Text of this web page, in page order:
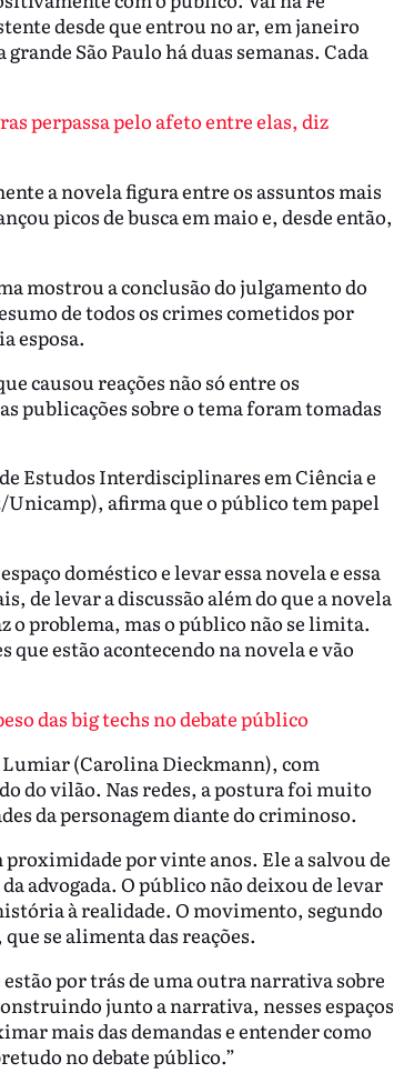
desde que entrou no ar, em janeiro
São Paulo há duas semanas. Cada
perpassa pelo afeto entre elas, diz
a novela figura entre os assuntos mais
picos de busca em maio e, desde então,
mostrou a conclusão do julgamento do
de todos os crimes cometidos por
esposa.
causou reações não só entre os
publicações sobre o tema foram tomadas
Estudos Interdisciplinares em Ciência e
afirma que o público tem papel
doméstico e levar essa novela e essa
de levar a discussão além do que a novela
o problema, mas o público não se limita.
que estão acontecendo na novela e vão
das big techs no debate público
(Carolina Dieckmann), com
do vilão. Nas redes, a postura foi muito
da personagem diante do criminoso.
por vinte anos. Ele a salvou de
advogada. O público não deixou de levar
à realidade. O movimento, segundo
se alimenta das reações.
estão por trás de uma outra narrativa sobre
junto a narrativa, nesses espaços
mais das demandas e entender como
no debate público.”